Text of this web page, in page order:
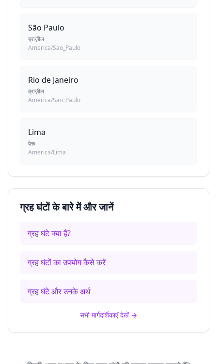
São Paulo
ब्राज़ील
America/Sao_Paulo
Rio de Janeiro
ब्राज़ील
America/Sao_Paulo
Lima
पेरू
America/Lima
ग्रह घंटों के बारे में और जानें
ग्रह घंटे क्या हैं?
ग्रह घंटों का उपयोग कैसे करें
ग्रह घंटे और उनके अर्थ
सभी मार्गदर्शिकाएँ देखें →